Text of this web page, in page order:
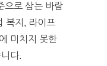
으로 삼는 바람
복지, 라이프
미치지 못한
다.